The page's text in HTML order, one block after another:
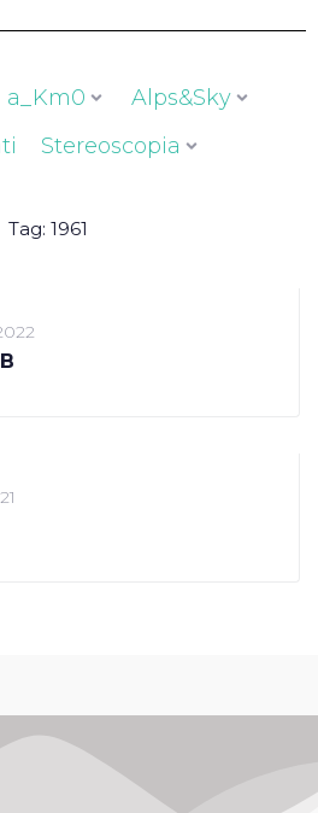
a_Km0
Alps&Sky
Stereoscopia
Tag: 1961